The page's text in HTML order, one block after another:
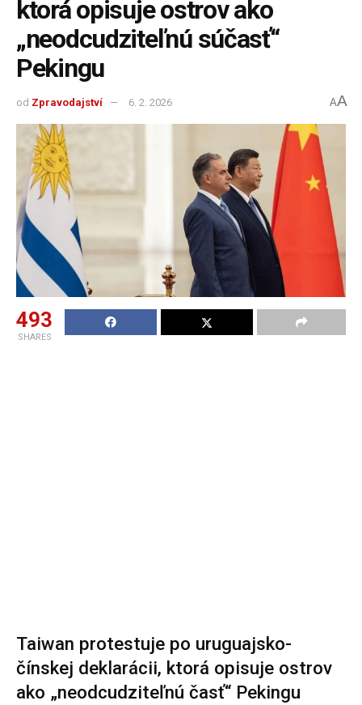
ktorá opisuje ostrov ako
„neodcudziteľnú súčasť“
Pekingu
od Zpravodajství 6. 2. 2026 AA
493
SHARES
Taiwan protestuje po uruguajsko-
čínskej deklarácii, ktorá opisuje ostrov
ako „neodcudziteľnú časť“ Pekingu